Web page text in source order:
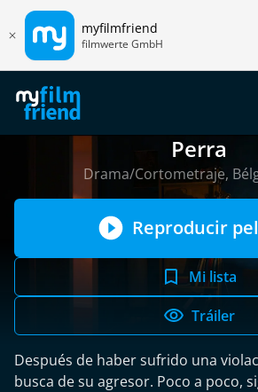
myfilmfriend
filmwerte GmbH
Perra
Drama/Cortometraje,
Reproducir
Mi lista
Tráiler
Después de haber sufrido una
busca de su agresor. Poco a poco,